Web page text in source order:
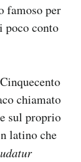
famoso per
poco conto
chiamato
sul proprio
latino che